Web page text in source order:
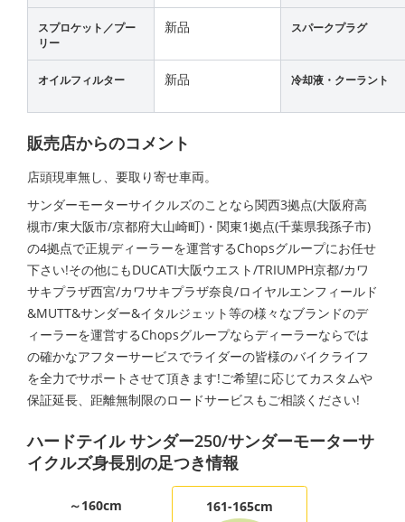
スプロケット／プー
リー
新品 スパークプラグ
オイルフィルター 新品 冷却液・クーラント
販売店からのコメント
店頭現車無し、要取り寄せ車両。
サンダーモーターサイクルズのことなら関西3拠点(大阪府高
槻市/東大阪市/京都府大山崎町)・関東1拠点(千葉県我孫子市)
の4拠点で正規ディーラーを運営するChopsグループにお任せ
下さい!その他にもDUCATI大阪ウエスト/TRIUMPH京都/カワ
サキプラザ西宮/カワサキプラザ奈良/ロイヤルエンフィールド
&MUTT&サンダー&イタルジェット等の様々なブランドのデ
ィーラーを運営するChopsグループならディーラーならでは
の確かなアフターサービスでライダーの皆様のバイクライフ
を全力でサポートさせて頂きます!ご希望に応じてカスタムや
保証延長、距離無制限のロードサービスもご相談ください!
ハードテイル サンダー250/サンダーモーターサ
イクルズ身長別の足つき情報
～160cm 161-165cm